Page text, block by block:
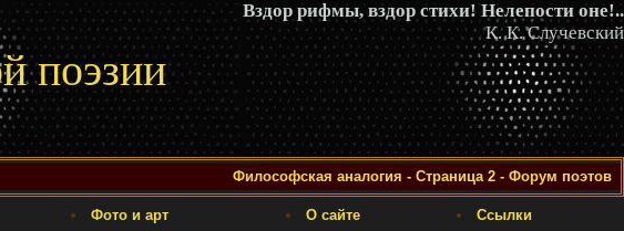
Вздор рифмы, вздор стихи! Нелепости оне!..
К. К. Случевский
поэзии
Философская аналогия - Страница 2 - Форум поэтов
Фото и арт О сайте Ссылки